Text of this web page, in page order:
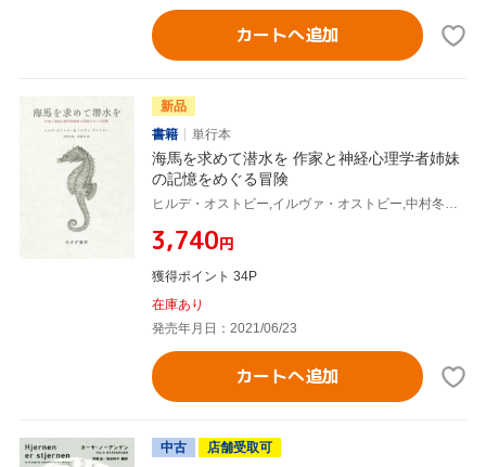
カートへ追加
新品
書籍
単行本
海馬を求めて潜水を 作家と神経心理学者姉妹
の記憶をめぐる冒険
ヒルデ・オストビー,イルヴァ・オストビー,中村冬美,羽根由
¥3,740円
獲得ポイント 34P
在庫あり
発売年月日：2021/06/23
カートへ追加
中古
店舗受取可